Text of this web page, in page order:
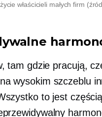
właścicieli małych firm
tam gdzie pracują,
na wysokim szczeblu
to jest